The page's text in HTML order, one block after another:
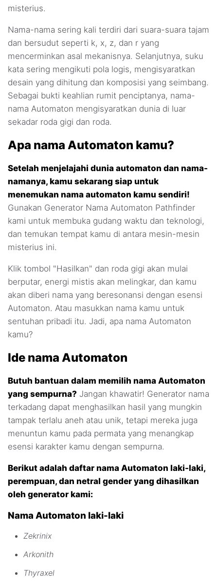
misterius.
Nama-nama sering kali terdiri dari suara-suara tajam
dan bersudut seperti k, x, z, dan r yang
mencerminkan asal mekanisnya. Selanjutnya, suku
kata sering mengikuti pola logis, mengisyaratkan
desain yang dihitung dan komposisi yang seimbang.
Sebagai bukti keahlian rumit penciptanya, nama-
nama Automaton mengisyaratkan dunia di luar
sekadar roda gigi dan roda.
Apa nama Automaton kamu?
Setelah menjelajahi dunia automaton dan nama-
namanya, kamu sekarang siap untuk
menemukan nama automaton kamu sendiri!
Gunakan Generator Nama Automaton Pathfinder
kami untuk membuka gudang waktu dan teknologi,
dan temukan tempat kamu di antara mesin-mesin
misterius ini.
Klik tombol "Hasilkan" dan roda gigi akan mulai
berputar, energi mistis akan melingkar, dan kamu
akan diberi nama yang beresonansi dengan esensi
Automaton. Atau masukkan nama kamu untuk
sentuhan pribadi itu. Jadi, apa nama Automaton
kamu?
Ide nama Automaton
Butuh bantuan dalam memilih nama Automaton
yang sempurna? Jangan khawatir! Generator nama
terkadang dapat menghasilkan hasil yang mungkin
tampak terlalu aneh atau unik, tetapi mereka juga
menuntun kamu pada permata yang menangkap
esensi karakter kamu dengan sempurna.
Berikut adalah daftar nama Automaton laki-laki,
perempuan, dan netral gender yang dihasilkan
oleh generator kami:
Nama Automaton laki-laki
Zekrinix
Arkonith
Thyraxel